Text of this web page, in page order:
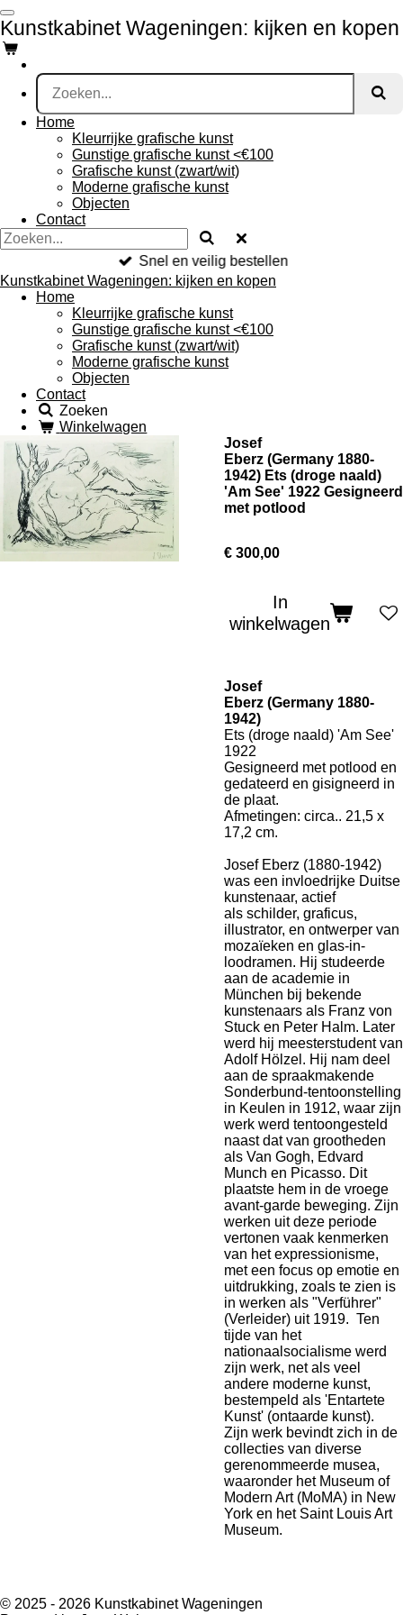
Ga
direct
naar
de
hoofdinhoud
Kunstkabinet Wageningen: kijken en kopen
Home
Kleurrijke grafische kunst
Gunstige grafische kunst <€100
Grafische kunst (zwart/wit)
Moderne grafische kunst
Objecten
Contact
Snel en veilig bestellen
Kunstkabinet Wageningen: kijken en kopen
Home
Kleurrijke grafische kunst
Gunstige grafische kunst <€100
Grafische kunst (zwart/wit)
Moderne grafische kunst
Objecten
Contact
Zoeken
Winkelwagen
Josef
Eberz (Germany 1880-
1942) Ets (droge naald)
'Am See' 1922 Gesigneerd
met potlood
€ 300,00
In
winkelwagen
Josef
Eberz (Germany 1880-
1942)
Ets (droge naald) 'Am See'
1922
Gesigneerd met potlood en
gedateerd en gisigneerd in
de plaat.
Afmetingen: circa.. 21,5 x
17,2 cm.
Josef Eberz (1880-1942)
was een invloedrijke Duitse
kunstenaar, actief
als schilder, graficus,
illustrator, en ontwerper van
mozaïeken en glas-in-
loodramen. Hij studeerde
aan de academie in
München bij bekende
kunstenaars als Franz von
Stuck en Peter Halm. Later
werd hij meesterstudent van
Adolf Hölzel. Hij nam deel
aan de spraakmakende
Sonderbund-tentoonstelling
in Keulen in 1912, waar zijn
werk werd tentoongesteld
naast dat van grootheden
als Van Gogh, Edvard
Munch en Picasso. Dit
plaatste hem in de vroege
avant-garde beweging. Zijn
werken uit deze periode
vertonen vaak kenmerken
van het expressionisme,
met een focus op emotie en
uitdrukking, zoals te zien is
in werken als "Verführer"
(Verleider) uit 1919. Ten
tijde van het
nationaalsocialisme werd
zijn werk, net als veel
andere moderne kunst,
bestempeld als 'Entartete
Kunst' (ontaarde kunst).
Zijn werk bevindt zich in de
collecties van diverse
gerenommeerde musea,
waaronder het Museum of
Modern Art (MoMA) in New
York en het Saint Louis Art
Museum.
© 2025 - 2026 Kunstkabinet Wageningen